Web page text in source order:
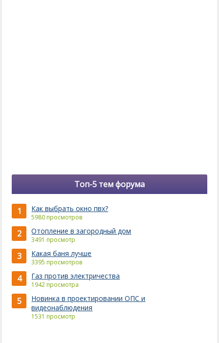
Топ-5 тем форума
1 Как выбрать окно пвх?
5980 просмотров
2 Отопление в загородный дом
3491 просмотр
3 Какая баня лучше
3395 просмотров
4 Газ против электричества
1942 просмотра
5
Новинка в проектировании ОПС и
видеонаблюдения
1531 просмотр